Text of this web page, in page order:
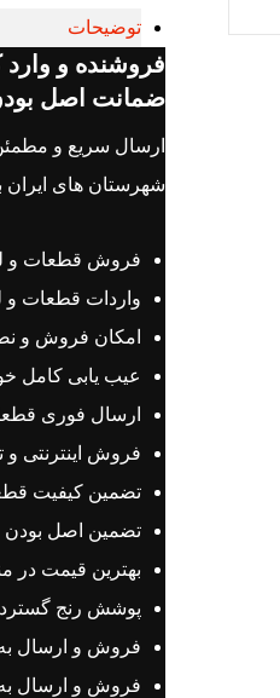
توضیحات
ضمانت اصل
شهرستان های
فروش قطعات و
واردات قطعات و
امکان فروش و
عیب یابی کامل
ارسال فوری
فروش اینترنتی و
تضمین کیفیت
تضمین اصل
بهترین قیمت در
پوشش رنج
فروش و ارسال
فروش و ارسال